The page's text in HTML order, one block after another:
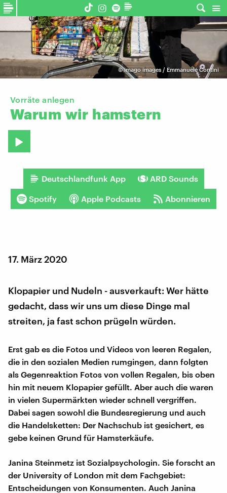
©imago images / Emmanuele Contini
Vorräte anlegen
Warum wir hamstern
Deutschlandfunk App ARD Sounds
Spotify Apple Podcasts Abonnieren
17. März 2020
Klopapier und Nudeln - ausverkauft: Wer hätte
gedacht, dass wir uns um diese Dinge mal
streiten, ja fast schon prügeln würden.
Erst gab es die Fotos und Videos von leeren Regalen,
die in den sozialen Medien rumgingen, dann folgten
als Gegenreaktion Fotos von vollen Regalen, bis oben
hin mit neuem Klopapier gefüllt. Aber auch die waren
in vielen Supermärkten wieder schnell vergriffen.
Dabei sagen sowohl die Bundesregierung und auch
die Handelsketten: Der Nachschub ist gesichert, es
gebe keinen Grund für Hamsterkäufe.
Janina Steinmetz ist Sozialpsychologin. Sie forscht an
der University of London mit dem Fachgebiet:
Entscheidungen von Konsumenten. Auch Janina